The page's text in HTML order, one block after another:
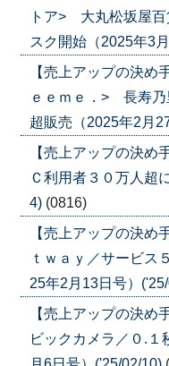
トア> 大丸松坂屋百
スク開始（2025年3
【売上アップの決
ｅｅｍｅ．> 長寿乃
超販売（2025年2月
【売上アップの決
Ｃ利用者３０万人超
4) (0816)
【売上アップの決
ｔｗａｙ／サービス
25年2月13日号）
【売上アップの決
ビックカメラ／０.